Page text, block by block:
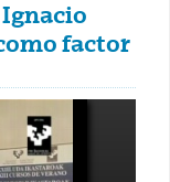
Ignacio
factor